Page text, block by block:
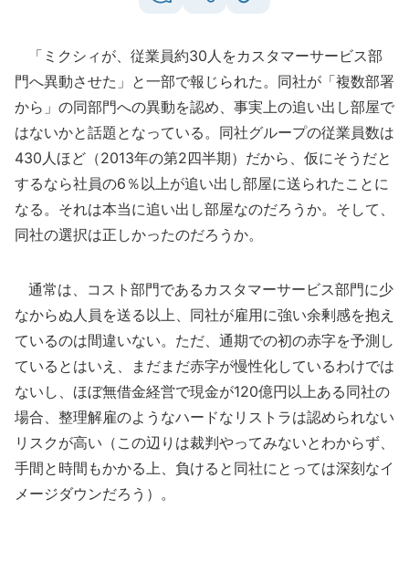
「ミクシィが、従業員約30人をカスタマーサービス部
門へ異動させた」と一部で報じられた。同社が「複数部署
から」の同部門への異動を認め、事実上の追い出し部屋で
はないかと話題となっている。同社グループの従業員数は
430人ほど（2013年の第2四半期）だから、仮にそうだと
するなら社員の6％以上が追い出し部屋に送られたことに
なる。それは本当に追い出し部屋なのだろうか。そして、
同社の選択は正しかったのだろうか。
通常は、コスト部門であるカスタマーサービス部門に少
なからぬ人員を送る以上、同社が雇用に強い余剰感を抱え
ているのは間違いない。ただ、通期での初の赤字を予測し
ているとはいえ、まだまだ赤字が慢性化しているわけでは
ないし、ほぼ無借金経営で現金が120億円以上ある同社の
場合、整理解雇のようなハードなリストラは認められない
リスクが高い（この辺りは裁判やってみないとわからず、
手間と時間もかかる上、負けると同社にとっては深刻なイ
メージダウンだろう）。